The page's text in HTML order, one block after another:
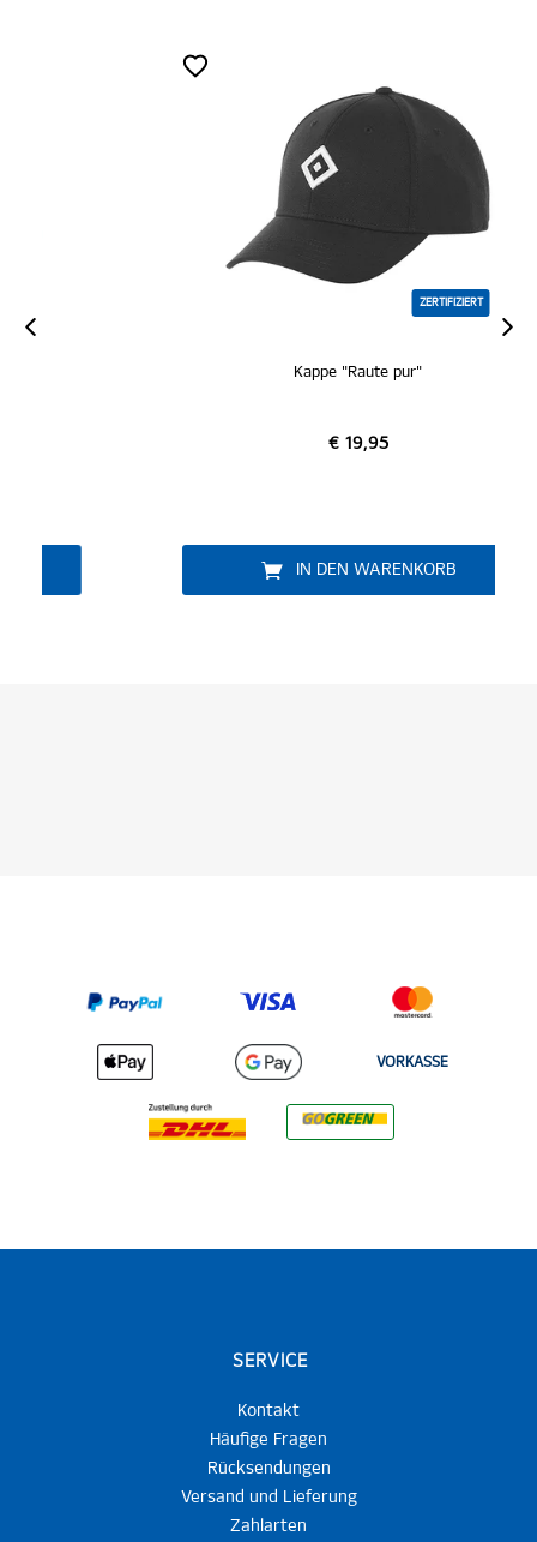
Kappe "Raute pur"
IN DEN WARENKORB
VORKASSE
SERVICE
Kontakt
Häufige Fragen
Rücksendungen
Versand und Lieferung
Zahlarten